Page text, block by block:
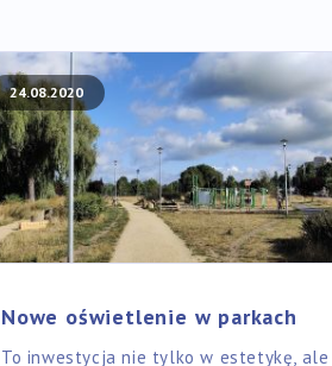
24.08.2020
Nowe oświetlenie w parkach
To inwestycja nie tylko w estetykę, ale